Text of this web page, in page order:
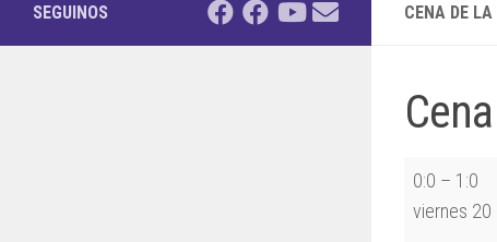
CENA DE
Cena
0:0 – 1:0
viernes
SEGUINOS